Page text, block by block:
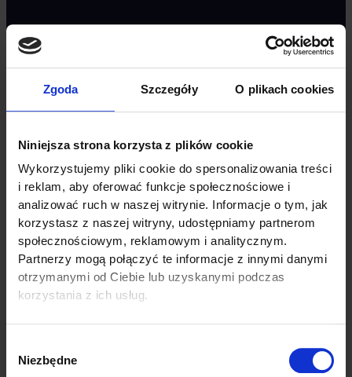
Zgoda Szczegóły O plikach cookies
Niniejsza strona korzysta z plików cookie
Wykorzystujemy pliki cookie do spersonalizowania treści
i reklam, aby oferować funkcje społecznościowe i
analizować ruch w naszej witrynie. Informacje o tym, jak
korzystasz z naszej witryny, udostępniamy partnerom
społecznościowym, reklamowym i analitycznym.
Partnerzy mogą połączyć te informacje z innymi danymi
otrzymanymi od Ciebie lub uzyskanymi podczas
korzystania z ich usług.
zgody
Niezbędne
The owner of the FAST product brand is VANKING CELKAR GROUP
All Rights Reserved.